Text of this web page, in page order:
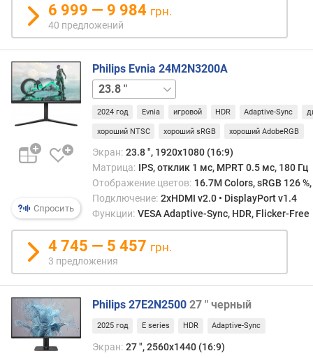
ч
а
с
т
о
т
а
а
р
D
u
a
l
M
o
d
e
)
6 999 — 9 984 грн.
40 предложений
Спросить
Philips Evnia 24M2N3200A
27 "
2024 год Evnia игровой HDR Adaptive-Sync
хороший NTSC хороший sRGB хороший AdobeRGB
Экран: 23.8 ", 1920x1080 (16:9)
Матрица: IPS, отклик 1 мс, MPRT 0.5 мс, 180 Гц
Отображение цветов: 16.7M Colors, sRGB 126
Подключение: 2xHDMI v2.0 • DisplayPort v1.4
Функции: VESA Adaptive-Sync, HDR, Flicker-Free
4 745 — 5 457 грн.
3 предложения
Philips 27E2N2500 27 " черный
2025 год E series HDR Adaptive-Sync
Экран: 27 ", 2560x1440 (16:9)